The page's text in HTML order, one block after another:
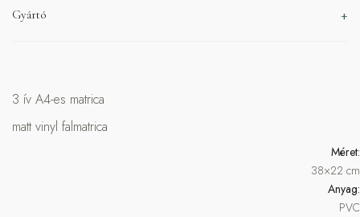
Gyártó
3 ív A4-es matrica
matt vinyl falmatrica
Méret:
38×22 cm
Anyag:
PVC